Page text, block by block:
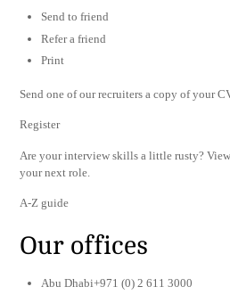
Send to friend
Refer a friend
Print
Send one of our recruiters a copy of your
Register
Are your interview skills a little rusty?
your next role.
A-Z guide
Our offices
Abu Dhabi+971 (0) 2 611 3000